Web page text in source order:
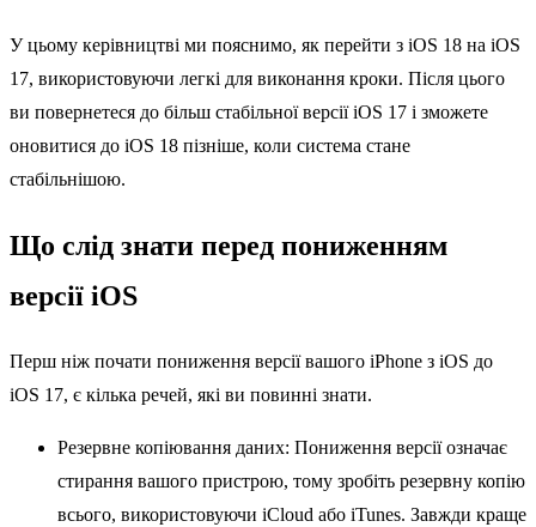
У цьому керівництві ми пояснимо, як перейти з iOS 18 на iOS
17, використовуючи легкі для виконання кроки. Після цього
ви повернетеся до більш стабільної версії iOS 17 і зможете
оновитися до iOS 18 пізніше, коли система стане
стабільнішою.
Що слід знати перед пониженням
версії iOS
Перш ніж почати пониження версії вашого iPhone з iOS до
iOS 17, є кілька речей, які ви повинні знати.
Резервне копіювання даних: Пониження версії означає
стирання вашого пристрою, тому зробіть резервну копію
всього, використовуючи iCloud або iTunes. Завжди краще